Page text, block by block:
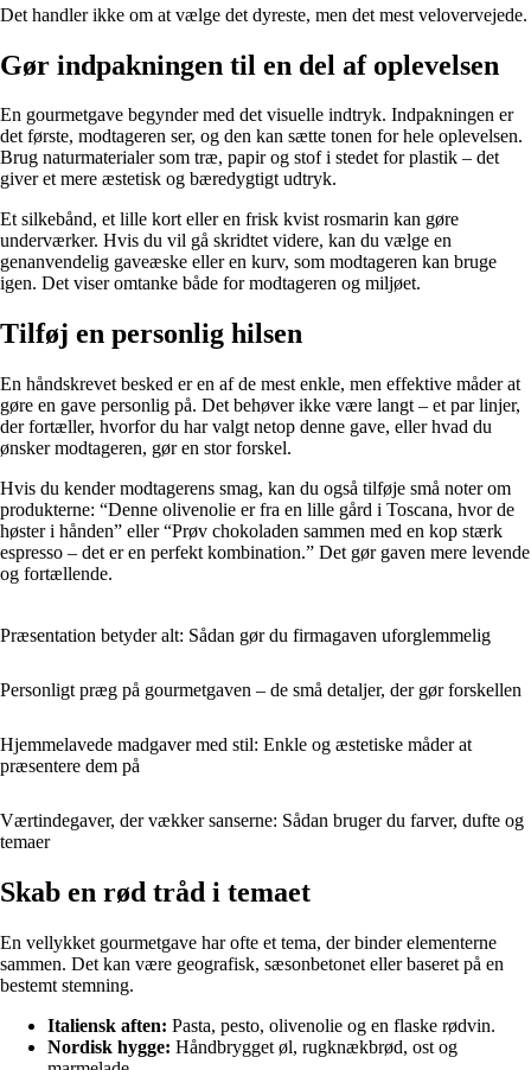
Det handler ikke om at vælge det dyreste, men det mest velovervejede.
Gør indpakningen til en del af oplevelsen
En gourmetgave begynder med det visuelle indtryk. Indpakningen er
det første, modtageren ser, og den kan sætte tonen for hele oplevelsen.
Brug naturmaterialer som træ, papir og stof i stedet for plastik – det
giver et mere æstetisk og bæredygtigt udtryk.
Et silkebånd, et lille kort eller en frisk kvist rosmarin kan gøre
underværker. Hvis du vil gå skridtet videre, kan du vælge en
genanvendelig gaveæske eller en kurv, som modtageren kan bruge
igen. Det viser omtanke både for modtageren og miljøet.
Tilføj en personlig hilsen
En håndskrevet besked er en af de mest enkle, men effektive måder at
gøre en gave personlig på. Det behøver ikke være langt – et par linjer,
der fortæller, hvorfor du har valgt netop denne gave, eller hvad du
ønsker modtageren, gør en stor forskel.
Hvis du kender modtagerens smag, kan du også tilføje små noter om
produkterne: “Denne olivenolie er fra en lille gård i Toscana, hvor de
høster i hånden” eller “Prøv chokoladen sammen med en kop stærk
espresso – det er en perfekt kombination.” Det gør gaven mere levende
og fortællende.
Præsentation betyder alt: Sådan gør du firmagaven uforglemmelig
Personligt præg på gourmetgaven – de små detaljer, der gør forskellen
Hjemmelavede madgaver med stil: Enkle og æstetiske måder at
præsentere dem på
Værtindegaver, der vækker sanserne: Sådan bruger du farver, dufte og
temaer
Skab en rød tråd i temaet
En vellykket gourmetgave har ofte et tema, der binder elementerne
sammen. Det kan være geografisk, sæsonbetonet eller baseret på en
bestemt stemning.
Italiensk aften: Pasta, pesto, olivenolie og en flaske rødvin.
Nordisk hygge: Håndbrygget øl, rugknækbrød, ost og